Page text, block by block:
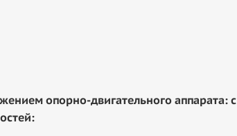
опорно-двигательного аппарата: с
: